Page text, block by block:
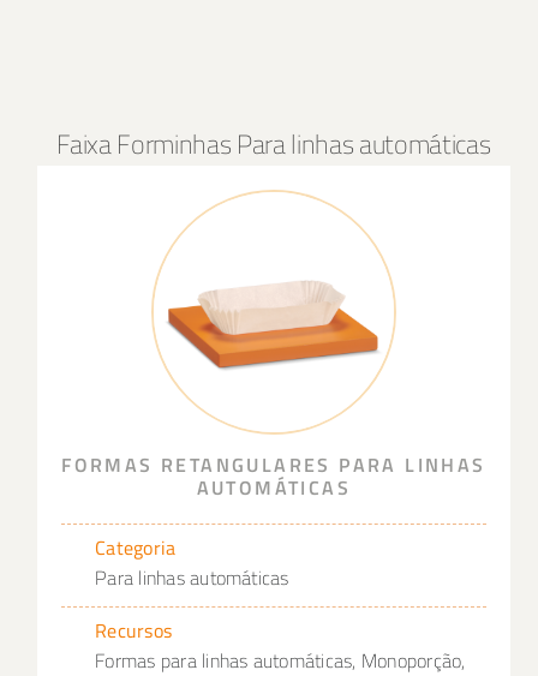
Faixa Forminhas Para linhas automáticas
FORMAS RETANGULARES PARA LINHAS
AUTOMÁTICAS
Categoria
Para linhas automáticas
Recursos
Formas para linhas automáticas, Monoporção,